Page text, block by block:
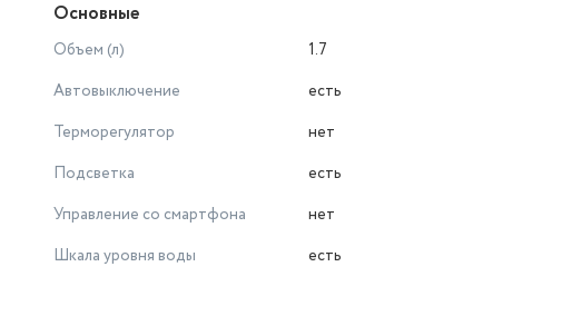
Основные
Объем (л)
1.7
Автовыключение
есть
Терморегулятор
нет
Подсветка
есть
Управление со смартфона
нет
Шкала уровня воды
есть